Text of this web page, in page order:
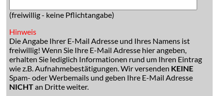
(freiwillig - keine Pflichtangabe)
Hinweis
Die Angabe Ihrer E-Mail Adresse und Ihres Namens ist
freiwillig! Wenn Sie Ihre E-Mail Adresse hier angeben,
erhalten Sie lediglich Informationen rund um Ihren Eintrag
wie z.B. Aufnahmebestätigungen. Wir versenden KEINE
Spam- oder Werbemails und geben Ihre E-Mail Adresse
NICHTan Dritte weiter.